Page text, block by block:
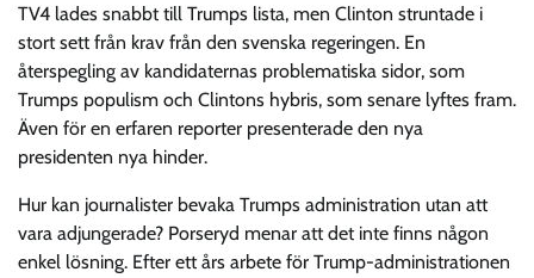
TV4 lades snabbt till Trumps lista, men Clinton struntade i
stort sett från krav från den svenska regeringen. En
återspegling av kandidaternas problematiska sidor, som
Trumps populism och Clintons hybris, som senare lyftes fram.
Även för en erfaren reporter presenterade den nya
presidenten nya hinder.
Hur kan journalister bevaka Trumps administration utan att
vara adjungerade? Porseryd menar att det inte finns någon
enkel lösning. Efter ett års arbete för Trump-administrationen